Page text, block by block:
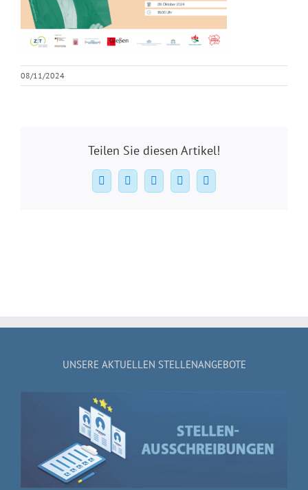
08/11/2024
Teilen Sie diesen Artikel!
Facebook
X WhatsAppPinterest
E-
Mail
UNSERE AKTUELLEN STELLENANGEBOTE